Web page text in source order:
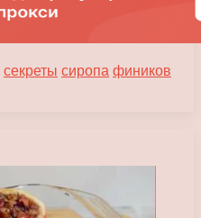
секреты сиропа фиников